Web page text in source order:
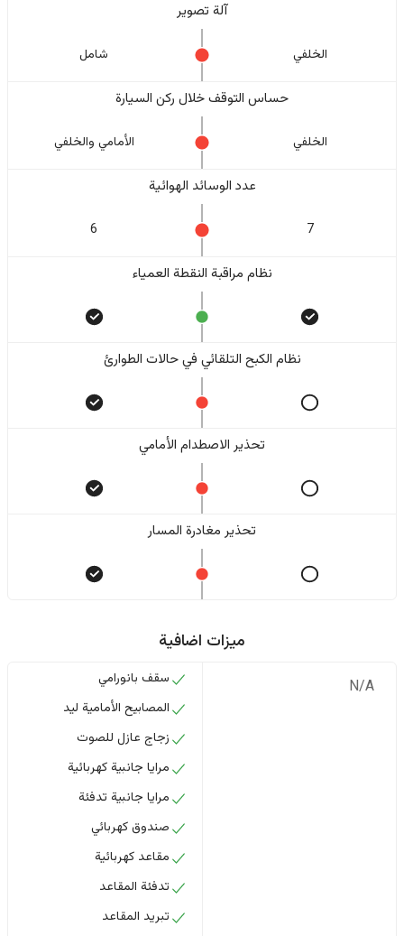
آلة تصوير
الخلفي شامل
حساس التوقف خلال ركن السيارة
الخلفي الأمامي والخلفي
عدد الوسائد الهوائية
7
6
نظام مراقبة النقطة العمياء
نظام الكبح التلقائي في حالات الطوارئ
تحذير الاصطدام الأمامي
تحذير مغادرة المسار
ميزات اضافية
N/A
سقف بانورامي
المصابيح الأمامية ليد
زجاج عازل للصوت
مرايا جانبية كهربائية
مرايا جانبية تدفئة
صندوق كهربائي
مقاعد كهربائية
تدفئة المقاعد
تبريد المقاعد